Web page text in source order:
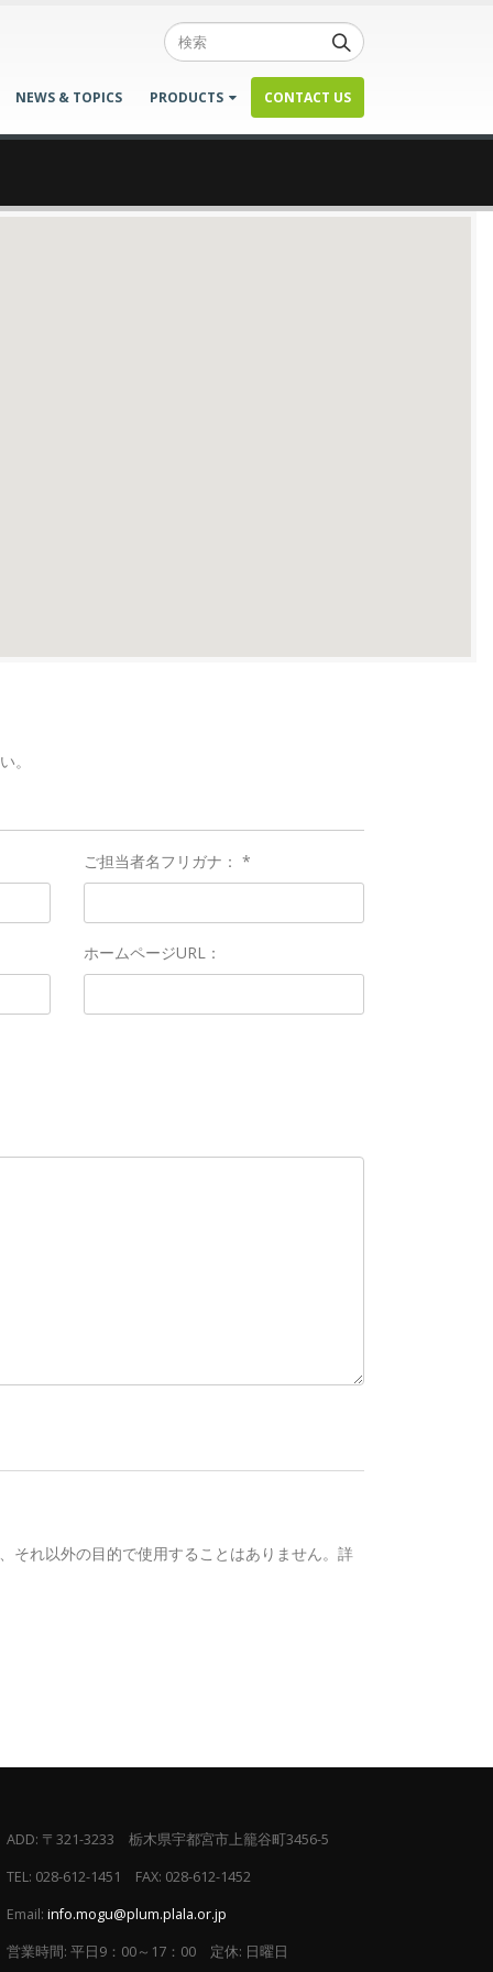
NEWS & TOPICS PRODUCTS CONTACT US
。
ご担当者名フリガナ： *
ホームページURL：
それ以外の目的で使用することはありません。詳
ADD: 〒321-3233 栃木県宇都宮市上籠谷町3456-5
TEL: 028-612-1451 FAX: 028-612-1452
Email: info.mogu@plum.plala.or.jp
営業時間: 平日9：00～17：00 定休: 日曜日